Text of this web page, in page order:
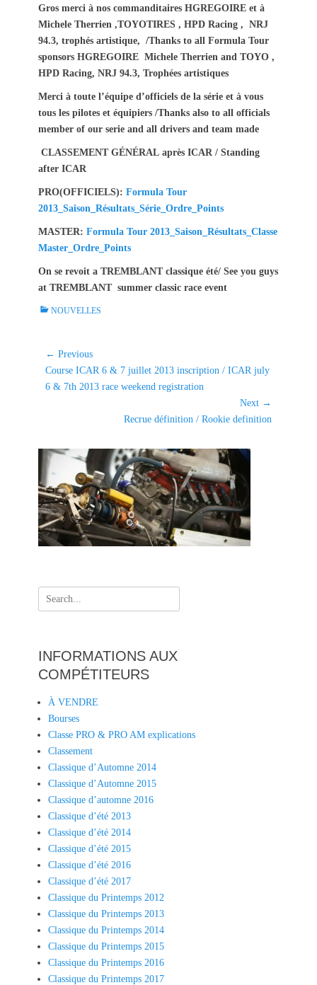
Gros merci à nos commanditaires HGREGOIRE et à
Michele Therrien ,TOYOTIRES , HPD Racing , NRJ
94.3, trophés artistique, /Thanks to all Formula Tour
sponsors HGREGOIRE Michele Therrien and TOYO ,
HPD Racing, NRJ 94.3, Trophées artistiques
Merci à toute l’équipe d’officiels de la série et à vous
tous les pilotes et équipiers /Thanks also to all officials
member of our serie and all drivers and team made
CLASSEMENT GÉNÉRAL après ICAR / Standing
after ICAR
PRO(OFFICIELS): Formula Tour
2013_Saison_Résultats_Série_Ordre_Points
MASTER: Formula Tour 2013_Saison_Résultats_Classe
Master_Ordre_Points
On se revoit a TREMBLANT classique été/ See you guys
at TREMBLANT summer classic race event
C
NOUVELLES
Navigation
de
l'article
← Previous
Previous
post:
Course ICAR 6 & 7 juillet 2013 inscription / ICAR july
6 & 7th 2013 race weekend registration
Next →
Recrue définition / Rookie definition
Search
for:
INFORMATIONS AUX
COMPÉTITEURS
À VENDRE
Bourses
Classe PRO & PRO AM explications
Classement
Classique d’Automne 2014
Classique d’Automne 2015
Classique d’automne 2016
Classique d’été 2013
Classique d’été 2014
Classique d’été 2015
Classique d’été 2016
Classique d’été 2017
Classique du Printemps 2012
Classique du Printemps 2013
Classique du Printemps 2014
Classique du Printemps 2015
Classique du Printemps 2016
Classique du Printemps 2017